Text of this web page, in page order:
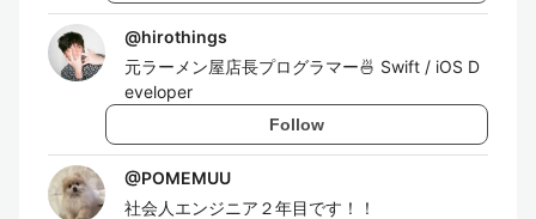
@hirothings
元ラーメン屋店長プログラマー🍜 Swift / iOS D
eveloper
Follow
@POMEMUU
社会人エンジニア２年目です！！